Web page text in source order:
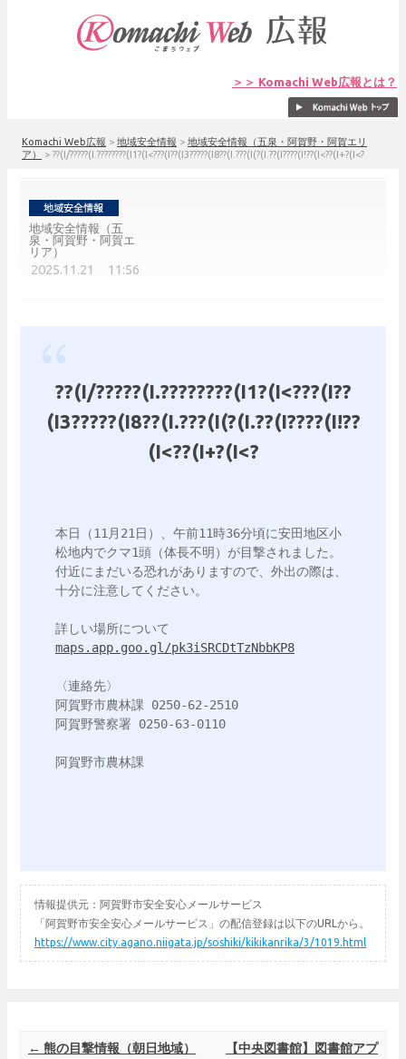
＞＞ Komachi Web広報とは？
Komachi Web広報 > 地域安全情報 > 地域安全情報（五泉・阿賀野・阿賀エリ
ア）
> ??(I/?????(I.????????(I1?(I<???(I??(I3?????(I8??(I.???(I(?(I.??(I????(I!??(I<??(I+?(I<?
地域安全情報（五
泉・阿賀野・阿賀エ
リア）
2025.11.21 11:56
??(I/?????(I.????????(I1?(I<???(I??
(I3?????(I8??(I.???(I(?(I.??(I????(I!??
(I<??(I+?(I<?
本日（11月21日）、午前11時36分頃に安田地区小
松地内でクマ1頭（体長不明）が目撃されました。
付近にまだいる恐れがありますので、外出の際は、
十分に注意してください。
maps.app.goo.gl/pk3iSRCDtTzNbbKP8
〈連絡先〉
阿賀野市農林課 0250-62-2510
阿賀野警察署 0250-63-0110
情報提供元：阿賀野市安全安心メールサービス
「阿賀野市安全安心メールサービス」の配信登録は以下のURLから。
https://www.city.agano.niigata.jp/soshiki/kikikanrika/3/1019.html
Post navigation
← 熊の目撃情報（朝日地域）
【中央図書館】図書館アプ